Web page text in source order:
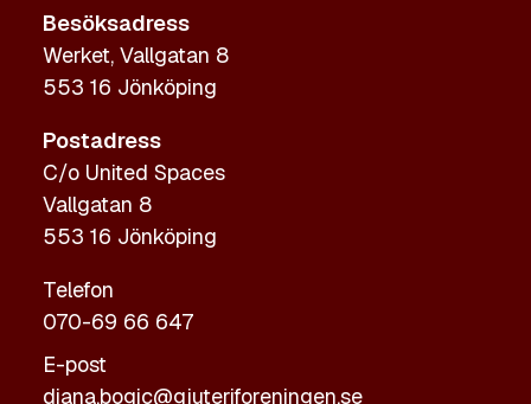
Besöksadress
Werket, Vallgatan 8
553 16 Jönköping
Postadress
C/o United Spaces
Vallgatan 8
553 16 Jönköping
Telefon
070-69 66 647
E-post
diana.bogic@gjuteriforeningen.se